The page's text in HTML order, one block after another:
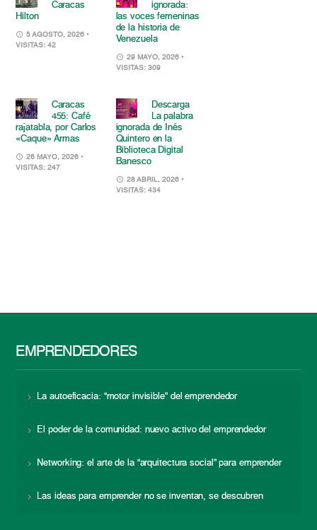
Caracas
Hilton
5 AGOSTO, 2026 •
VISITAS: 42
ignorada:
las voces femeninas
de la historia de
Venezuela
29 MAYO, 2026 •
VISITAS: 309
Caracas
455: Café
rajatabla, por Carlos
«Caque» Armas
26 MAYO, 2026 •
VISITAS: 247
Descarga
La palabra
ignorada de Inés
Quintero en la
Biblioteca Digital
Banesco
28 ABRIL, 2026 •
VISITAS: 434
EMPRENDEDORES
La autoeficacia: “motor invisible” del emprendedor
El poder de la comunidad: nuevo activo del emprendedor
Networking: el arte de la “arquitectura social” para emprender
Las ideas para emprender no se inventan, se descubren